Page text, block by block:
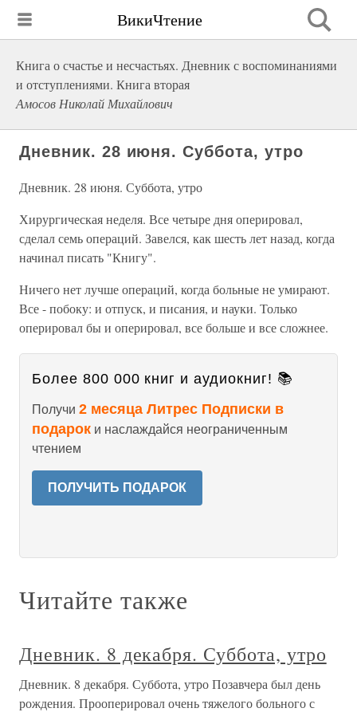
ВикиЧтение
Книга о счастье и несчастьях. Дневник с воспоминаниями
и отступлениями. Книга вторая
Амосов Николай Михайлович
Дневник. 28 июня. Суббота, утро
Дневник. 28 июня. Суббота, утро
Хирургическая неделя. Все четыре дня оперировал,
сделал семь операций. Завелся, как шесть лет назад, когда
начинал писать "Книгу".
Ничего нет лучше операций, когда больные не умирают.
Все - побоку: и отпуск, и писания, и науки. Только
оперировал бы и оперировал, все больше и все сложнее.
Более 800 000 книг и аудиокниг! 📚
Получи 2 месяца Литрес Подписки в
подарок и наслаждайся неограниченным
чтением
ПОЛУЧИТЬ ПОДАРОК
Читайте также
Дневник. 8 декабря. Суббота, утро
Дневник. 8 декабря. Суббота, утро Позавчера был день
рождения. Прооперировал очень тяжелого больного с